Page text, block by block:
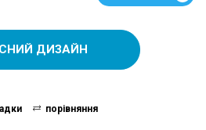
ДИЗАЙН
порівняння